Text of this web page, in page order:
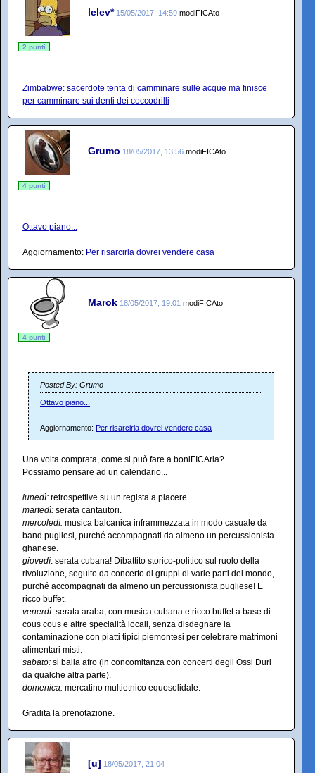
lelev* 15/05/2017, 14:59 modiFICAto
2 punti
Zimbabwe: sacerdote tenta di camminare sulle acque ma finisce
per camminare sui denti dei coccodrilli
Grumo 18/05/2017, 13:56 modiFICAto
4 punti
Ottavo piano...
Aggiornamento: Per risarcirla dovrei vendere casa
Marok 18/05/2017, 19:01 modiFICAto
4 punti
Posted By: Grumo
Ottavo piano...
Aggiornamento: Per risarcirla dovrei vendere casa
Una volta comprata, come si può fare a boniFICArla?
Possiamo pensare ad un calendario...
lunedì: retrospettive su un regista a piacere.
martedì: serata cantautori.
mercoledì: musica balcanica inframmezzata in modo casuale da
band pugliesi, purché accompagnati da almeno un percussionista
ghanese.
giovedì: serata cubana! Dibattito storico-politico sul ruolo della
rivoluzione, seguito da concerto di gruppi di varie parti del mondo,
purché accompagnati da almeno un percussionista pugliese! E
ricco buffet.
venerdì: serata araba, con musica cubana e ricco buffet a base di
cous cous e altre specialità locali, senza disdegnare la
contaminazione con piatti tipici piemontesi per celebrare matrimoni
alimentari misti.
sabato: si balla afro (in concomitanza con concerti degli Ossi Duri
da qualche altra parte).
domenica: mercatino multietnico equosolidale.
Gradita la prenotazione.
[u] 18/05/2017, 21:04